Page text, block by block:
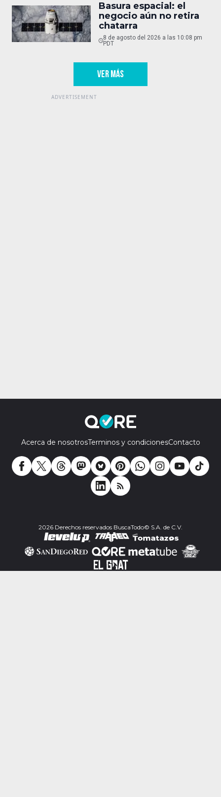
Basura espacial: el
negocio aún no retira
chatarra
8 de agosto del 2026 a las 10:08 pm
PDT
VER MÁS
Acerca de nosotrosTerminos y condicionesContacto
2026 Derechos reservados BuscaTodo© S.A. de C.V.